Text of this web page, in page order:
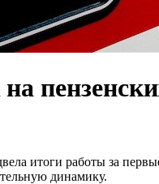
итоги работы за
динамику.